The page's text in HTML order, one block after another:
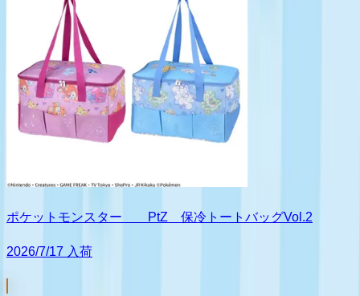
ポケットモンスター PtZ 保冷トートバッグVol.2
2026/7/17 入荷